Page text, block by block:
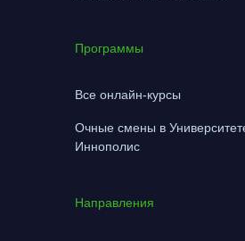
Программы
Все онлайн-курсы
Очные смены в
Иннополис
Направления